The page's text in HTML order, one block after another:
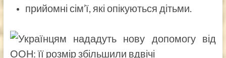
прийомні сім’ї, які опікуються дітьми.